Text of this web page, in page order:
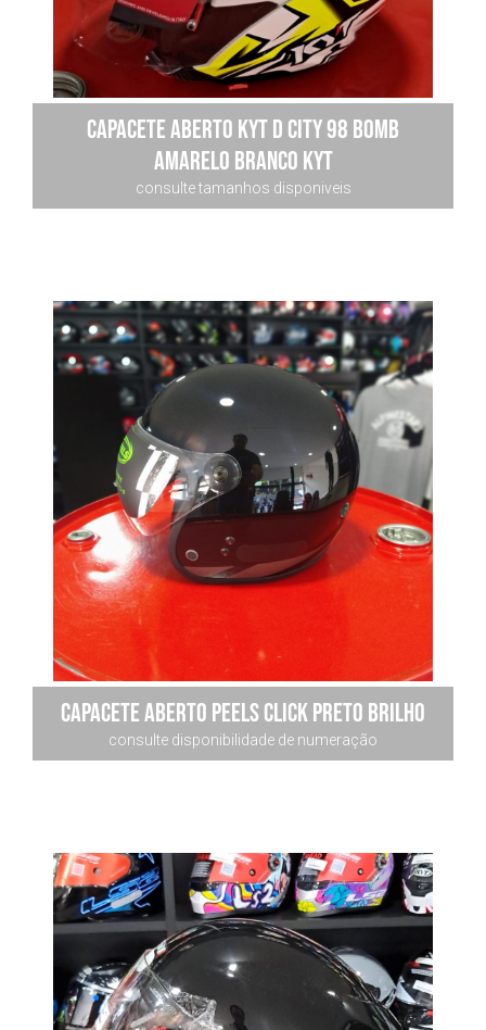
Capacete Aberto Kyt D City 98 Bomb
Amarelo Branco KYT
consulte tamanhos disponiveis
Capacete Aberto Peels Click preto brilho
consulte disponibilidade de numeração